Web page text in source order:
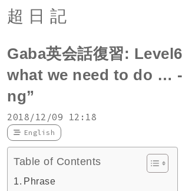
超日記
Gaba英会話復習:
what we need to do …
ng”
2018/12/09 12:18
English
Table of Contents
Phrase